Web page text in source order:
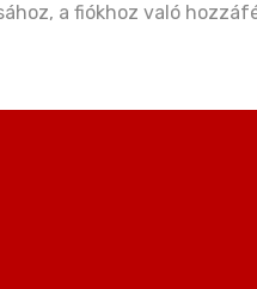
a fiókhoz való